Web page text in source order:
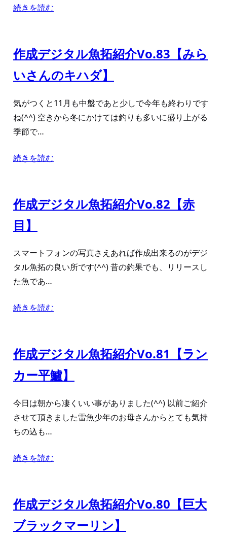
続きを読む
作成デジタル魚拓紹介Vo.83【みら
いさんのキハダ】
気がつくと11月も中盤であと少しで今年も終わりです
ね(^^) 空きから冬にかけては釣りも多いに盛り上がる
季節で…
続きを読む
作成デジタル魚拓紹介Vo.82【赤
目】
スマートフォンの写真さえあれば作成出来るのがデジ
タル魚拓の良い所です(^^) 昔の釣果でも、リリースし
た魚であ…
続きを読む
作成デジタル魚拓紹介Vo.81【ラン
カー平鱸】
今日は朝から凄くいい事がありました(^^) 以前ご紹介
させて頂きました雷魚少年のお母さんからとても気持
ちの込も…
続きを読む
作成デジタル魚拓紹介Vo.80【巨大
ブラックマーリン】